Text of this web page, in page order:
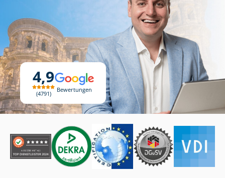
4,9
4791
Bewertungen